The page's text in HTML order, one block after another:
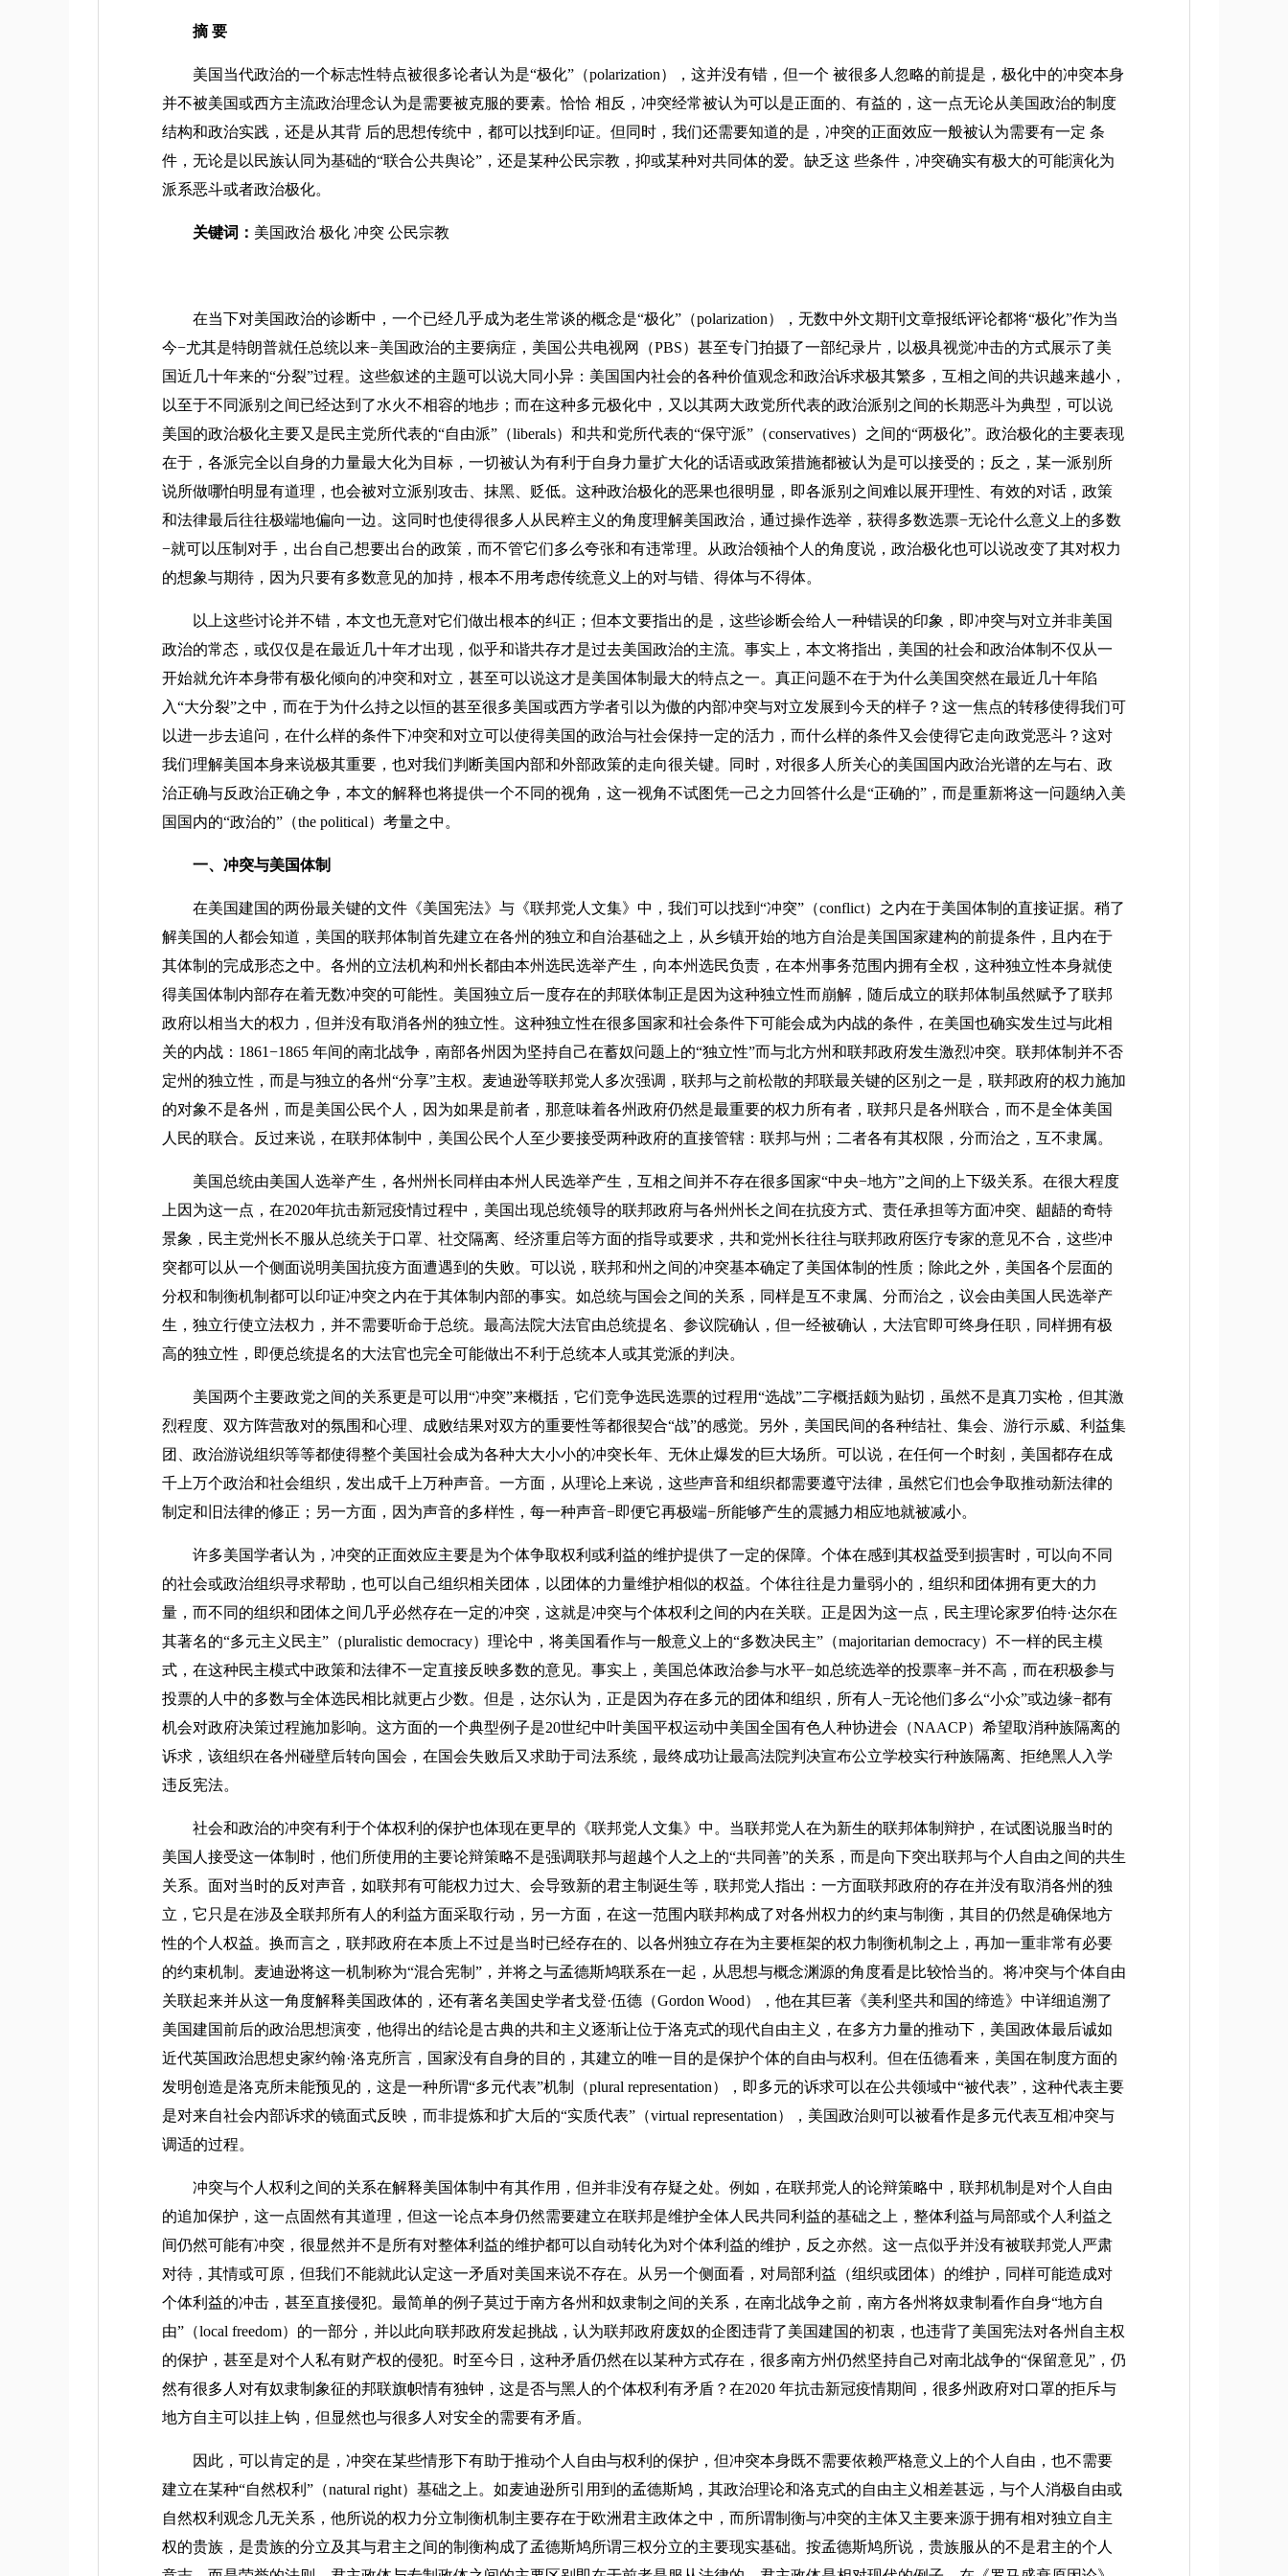
摘 要
美国当代政治的一个标志性特点被很多论者认为是“极化”（polarization），这并没有错，但一个 被很多人忽略的前提是，极化中的冲突本身
并不被美国或西方主流政治理念认为是需要被克服的要素。恰恰 相反，冲突经常被认为可以是正面的、有益的，这一点无论从美国政治的制度
结构和政治实践，还是从其背 后的思想传统中，都可以找到印证。但同时，我们还需要知道的是，冲突的正面效应一般被认为需要有一定 条
件，无论是以民族认同为基础的“联合公共舆论”，还是某种公民宗教，抑或某种对共同体的爱。缺乏这 些条件，冲突确实有极大的可能演化为
派系恶斗或者政治极化。
关键词： 美国政治 极化 冲突 公民宗教
在当下对美国政治的诊断中，一个已经几乎成为老生常谈的概念是“极化”（polarization），无数中外文期刊文章报纸评论都将“极化”作为当
今−尤其是特朗普就任总统以来−美国政治的主要病症，美国公共电视网（PBS）甚至专门拍摄了一部纪录片，以极具视觉冲击的方式展示了美
国近几十年来的“分裂”过程。这些叙述的主题可以说大同小异：美国国内社会的各种价值观念和政治诉求极其繁多，互相之间的共识越来越小，
以至于不同派别之间已经达到了水火不相容的地步；而在这种多元极化中，又以其两大政党所代表的政治派别之间的长期恶斗为典型，可以说
美国的政治极化主要又是民主党所代表的“自由派”（liberals）和共和党所代表的“保守派”（conservatives）之间的“两极化”。政治极化的主要表现
在于，各派完全以自身的力量最大化为目标，一切被认为有利于自身力量扩大化的话语或政策措施都被认为是可以接受的；反之，某一派别所
说所做哪怕明显有道理，也会被对立派别攻击、抹黑、贬低。这种政治极化的恶果也很明显，即各派别之间难以展开理性、有效的对话，政策
和法律最后往往极端地偏向一边。这同时也使得很多人从民粹主义的角度理解美国政治，通过操作选举，获得多数选票−无论什么意义上的多数
−就可以压制对手，出台自己想要出台的政策，而不管它们多么夸张和有违常理。从政治领袖个人的角度说，政治极化也可以说改变了其对权力
的想象与期待，因为只要有多数意见的加持，根本不用考虑传统意义上的对与错、得体与不得体。
以上这些讨论并不错，本文也无意对它们做出根本的纠正；但本文要指出的是，这些诊断会给人一种错误的印象，即冲突与对立并非美国
政治的常态，或仅仅是在最近几十年才出现，似乎和谐共存才是过去美国政治的主流。事实上，本文将指出，美国的社会和政治体制不仅从一
开始就允许本身带有极化倾向的冲突和对立，甚至可以说这才是美国体制最大的特点之一。真正问题不在于为什么美国突然在最近几十年陷
入“大分裂”之中，而在于为什么持之以恒的甚至很多美国或西方学者引以为傲的内部冲突与对立发展到今天的样子？这一焦点的转移使得我们可
以进一步去追问，在什么样的条件下冲突和对立可以使得美国的政治与社会保持一定的活力，而什么样的条件又会使得它走向政党恶斗？这对
我们理解美国本身来说极其重要，也对我们判断美国内部和外部政策的走向很关键。同时，对很多人所关心的美国国内政治光谱的左与右、政
治正确与反政治正确之争，本文的解释也将提供一个不同的视角，这一视角不试图凭一己之力回答什么是“正确的”，而是重新将这一问题纳入美
国国内的“政治的”（the political）考量之中。
一、冲突与美国体制
在美国建国的两份最关键的文件《美国宪法》与《联邦党人文集》中，我们可以找到“冲突”（conflict）之内在于美国体制的直接证据。稍了
解美国的人都会知道，美国的联邦体制首先建立在各州的独立和自治基础之上，从乡镇开始的地方自治是美国国家建构的前提条件，且内在于
其体制的完成形态之中。各州的立法机构和州长都由本州选民选举产生，向本州选民负责，在本州事务范围内拥有全权，这种独立性本身就使
得美国体制内部存在着无数冲突的可能性。美国独立后一度存在的邦联体制正是因为这种独立性而崩解，随后成立的联邦体制虽然赋予了联邦
政府以相当大的权力，但并没有取消各州的独立性。这种独立性在很多国家和社会条件下可能会成为内战的条件，在美国也确实发生过与此相
关的内战：1861−1865 年间的南北战争，南部各州因为坚持自己在蓄奴问题上的“独立性”而与北方州和联邦政府发生激烈冲突。联邦体制并不否
定州的独立性，而是与独立的各州“分享”主权。麦迪逊等联邦党人多次强调，联邦与之前松散的邦联最关键的区别之一是，联邦政府的权力施加
的对象不是各州，而是美国公民个人，因为如果是前者，那意味着各州政府仍然是最重要的权力所有者，联邦只是各州联合，而不是全体美国
人民的联合。反过来说，在联邦体制中，美国公民个人至少要接受两种政府的直接管辖：联邦与州；二者各有其权限，分而治之，互不隶属。
美国总统由美国人选举产生，各州州长同样由本州人民选举产生，互相之间并不存在很多国家“中央−地方”之间的上下级关系。在很大程度
上因为这一点，在2020年抗击新冠疫情过程中，美国出现总统领导的联邦政府与各州州长之间在抗疫方式、责任承担等方面冲突、龃龉的奇特
景象，民主党州长不服从总统关于口罩、社交隔离、经济重启等方面的指导或要求，共和党州长往往与联邦政府医疗专家的意见不合，这些冲
突都可以从一个侧面说明美国抗疫方面遭遇到的失败。可以说，联邦和州之间的冲突基本确定了美国体制的性质；除此之外，美国各个层面的
分权和制衡机制都可以印证冲突之内在于其体制内部的事实。如总统与国会之间的关系，同样是互不隶属、分而治之，议会由美国人民选举产
生，独立行使立法权力，并不需要听命于总统。最高法院大法官由总统提名、参议院确认，但一经被确认，大法官即可终身任职，同样拥有极
高的独立性，即便总统提名的大法官也完全可能做出不利于总统本人或其党派的判决。
美国两个主要政党之间的关系更是可以用“冲突”来概括，它们竞争选民选票的过程用“选战”二字概括颇为贴切，虽然不是真刀实枪，但其激
烈程度、双方阵营敌对的氛围和心理、成败结果对双方的重要性等都很契合“战”的感觉。另外，美国民间的各种结社、集会、游行示威、利益集
团、政治游说组织等等都使得整个美国社会成为各种大大小小的冲突长年、无休止爆发的巨大场所。可以说，在任何一个时刻，美国都存在成
千上万个政治和社会组织，发出成千上万种声音。一方面，从理论上来说，这些声音和组织都需要遵守法律，虽然它们也会争取推动新法律的
制定和旧法律的修正；另一方面，因为声音的多样性，每一种声音−即便它再极端−所能够产生的震撼力相应地就被减小。
许多美国学者认为，冲突的正面效应主要是为个体争取权利或利益的维护提供了一定的保障。个体在感到其权益受到损害时，可以向不同
的社会或政治组织寻求帮助，也可以自己组织相关团体，以团体的力量维护相似的权益。个体往往是力量弱小的，组织和团体拥有更大的力
量，而不同的组织和团体之间几乎必然存在一定的冲突，这就是冲突与个体权利之间的内在关联。正是因为这一点，民主理论家罗伯特·达尔在
其著名的“多元主义民主”（pluralistic democracy）理论中，将美国看作与一般意义上的“多数决民主”（majoritarian democracy）不一样的民主模
式，在这种民主模式中政策和法律不一定直接反映多数的意见。事实上，美国总体政治参与水平−如总统选举的投票率−并不高，而在积极参与
投票的人中的多数与全体选民相比就更占少数。但是，达尔认为，正是因为存在多元的团体和组织，所有人−无论他们多么“小众”或边缘−都有
机会对政府决策过程施加影响。这方面的一个典型例子是20世纪中叶美国平权运动中美国全国有色人种协进会（NAACP）希望取消种族隔离的
诉求，该组织在各州碰壁后转向国会，在国会失败后又求助于司法系统，最终成功让最高法院判决宣布公立学校实行种族隔离、拒绝黑人入学
违反宪法。
社会和政治的冲突有利于个体权利的保护也体现在更早的《联邦党人文集》中。当联邦党人在为新生的联邦体制辩护，在试图说服当时的
美国人接受这一体制时，他们所使用的主要论辩策略不是强调联邦与超越个人之上的“共同善”的关系，而是向下突出联邦与个人自由之间的共生
关系。面对当时的反对声音，如联邦有可能权力过大、会导致新的君主制诞生等，联邦党人指出：一方面联邦政府的存在并没有取消各州的独
立，它只是在涉及全联邦所有人的利益方面采取行动，另一方面，在这一范围内联邦构成了对各州权力的约束与制衡，其目的仍然是确保地方
性的个人权益。换而言之，联邦政府在本质上不过是当时已经存在的、以各州独立存在为主要框架的权力制衡机制之上，再加一重非常有必要
的约束机制。麦迪逊将这一机制称为“混合宪制”，并将之与孟德斯鸠联系在一起，从思想与概念渊源的角度看是比较恰当的。将冲突与个体自由
关联起来并从这一角度解释美国政体的，还有著名美国史学者戈登·伍德（Gordon Wood），他在其巨著《美利坚共和国的缔造》中详细追溯了
美国建国前后的政治思想演变，他得出的结论是古典的共和主义逐渐让位于洛克式的现代自由主义，在多方力量的推动下，美国政体最后诚如
近代英国政治思想史家约翰·洛克所言，国家没有自身的目的，其建立的唯一目的是保护个体的自由与权利。但在伍德看来，美国在制度方面的
发明创造是洛克所未能预见的，这是一种所谓“多元代表”机制（plural representation），即多元的诉求可以在公共领域中“被代表”，这种代表主要
是对来自社会内部诉求的镜面式反映，而非提炼和扩大后的“实质代表”（virtual representation），美国政治则可以被看作是多元代表互相冲突与
调适的过程。
冲突与个人权利之间的关系在解释美国体制中有其作用，但并非没有存疑之处。例如，在联邦党人的论辩策略中，联邦机制是对个人自由
的追加保护，这一点固然有其道理，但这一论点本身仍然需要建立在联邦是维护全体人民共同利益的基础之上，整体利益与局部或个人利益之
间仍然可能有冲突，很显然并不是所有对整体利益的维护都可以自动转化为对个体利益的维护，反之亦然。这一点似乎并没有被联邦党人严肃
对待，其情或可原，但我们不能就此认定这一矛盾对美国来说不存在。从另一个侧面看，对局部利益（组织或团体）的维护，同样可能造成对
个体利益的冲击，甚至直接侵犯。最简单的例子莫过于南方各州和奴隶制之间的关系，在南北战争之前，南方各州将奴隶制看作自身“地方自
由”（local freedom）的一部分，并以此向联邦政府发起挑战，认为联邦政府废奴的企图违背了美国建国的初衷，也违背了美国宪法对各州自主权
的保护，甚至是对个人私有财产权的侵犯。时至今日，这种矛盾仍然在以某种方式存在，很多南方州仍然坚持自己对南北战争的“保留意见”，仍
然有很多人对有奴隶制象征的邦联旗帜情有独钟，这是否与黑人的个体权利有矛盾？在2020 年抗击新冠疫情期间，很多州政府对口罩的拒斥与
地方自主可以挂上钩，但显然也与很多人对安全的需要有矛盾。
因此，可以肯定的是，冲突在某些情形下有助于推动个人自由与权利的保护，但冲突本身既不需要依赖严格意义上的个人自由，也不需要
建立在某种“自然权利”（natural right）基础之上。如麦迪逊所引用到的孟德斯鸠，其政治理论和洛克式的自由主义相差甚远，与个人消极自由或
自然权利观念几无关系，他所说的权力分立制衡机制主要存在于欧洲君主政体之中，而所谓制衡与冲突的主体又主要来源于拥有相对独立自主
权的贵族，是贵族的分立及其与君主之间的制衡构成了孟德斯鸠所谓三权分立的主要现实基础。按孟德斯鸠所说，贵族服从的不是君主的个人